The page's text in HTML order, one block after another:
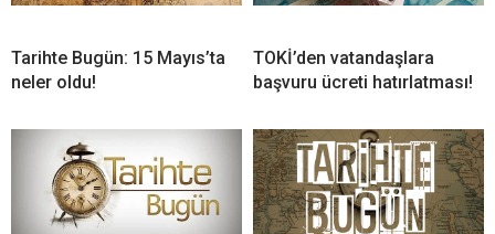
Tarihte Bugün: 15 Mayıs’ta
neler oldu!
TOKİ’den vatandaşlara
başvuru ücreti hatırlatması!